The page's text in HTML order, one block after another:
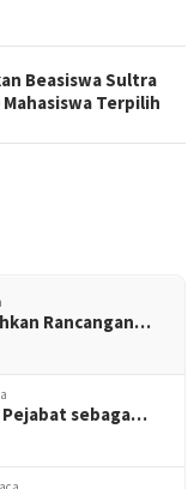
Beasiswa Sultra
Mahasiswa Terpilih
Rancangan…
Pejabat sebaga…